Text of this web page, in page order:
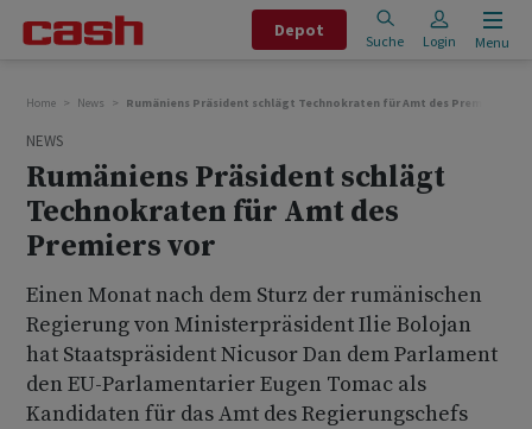
Depot
Suche Login Menu
Home News Rumäniens Präsident schlägt Technokraten für Amt des Premiers vor
NEWS
Rumäniens Präsident schlägt
Technokraten für Amt des
Premiers vor
Einen Monat nach dem Sturz der rumänischen
Regierung von Ministerpräsident Ilie Bolojan
hat Staatspräsident Nicusor Dan dem Parlament
den EU-Parlamentarier Eugen Tomac als
Kandidaten für das Amt des Regierungschefs